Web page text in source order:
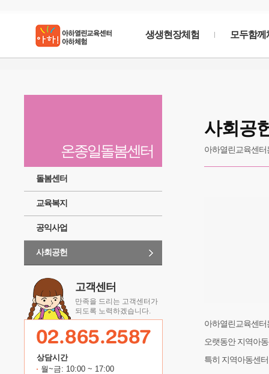
생생현장체험 모두함께
우리의 문화,역사, 생태등을 현장에서 생생한 감
온종일돌봄센터
돌봄센터
교육복지
공익사업
사회공헌
고객센터
만족을 드리는 고객센터가
되도록 노력하겠습니다.
상담시간
월~금: 10:00 ~ 17:00
사회공
아하열린교육센
아하열린교육센
오랫동안 지역아
특히 지역아동센